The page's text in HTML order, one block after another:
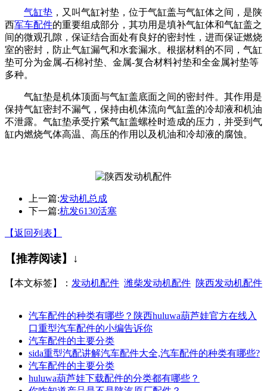
气缸垫 ，又叫气缸衬垫，位于气缸盖与气缸体之间，是陕
西军车配件的重要组成部分，其功用是填补气缸体和气缸盖之
间的微观孔隙，保证结合面处有良好的密封性，进而保证燃烧
室的密封，防止气缸漏气和水套漏水。根据材料的不同，气缸
垫可分为金属-石棉衬垫、金属-复合材料衬垫和全金属衬垫等
多种。
气缸垫是机体顶面与气缸盖底面之间的密封件。其作用是
保持气缸密封不漏气，保持由机体流向气缸盖的冷却液和机油
不泄露。气缸垫承受拧紧气缸盖螺栓时造成的压力，并受到气
缸内燃烧气体高温、高压的作用以及机油和冷却液的腐蚀。
上一篇:发动机总成
下一篇:杭发6130活塞
【返回列表】
【推荐阅读】↓
【本文标签】： 发动机配件 潍柴发动机配件 陕西发动机配件
汽车配件的种类有哪些？陕西huluwa葫芦娃官方在线入
口重型汽车配件的小编告诉你
汽车配件的主要分类
sida重型汽配讲解汽车配件大全,汽车配件的种类有哪些?
汽车配件的主要分类
huluwa葫芦娃下载配件的分类都有哪些？